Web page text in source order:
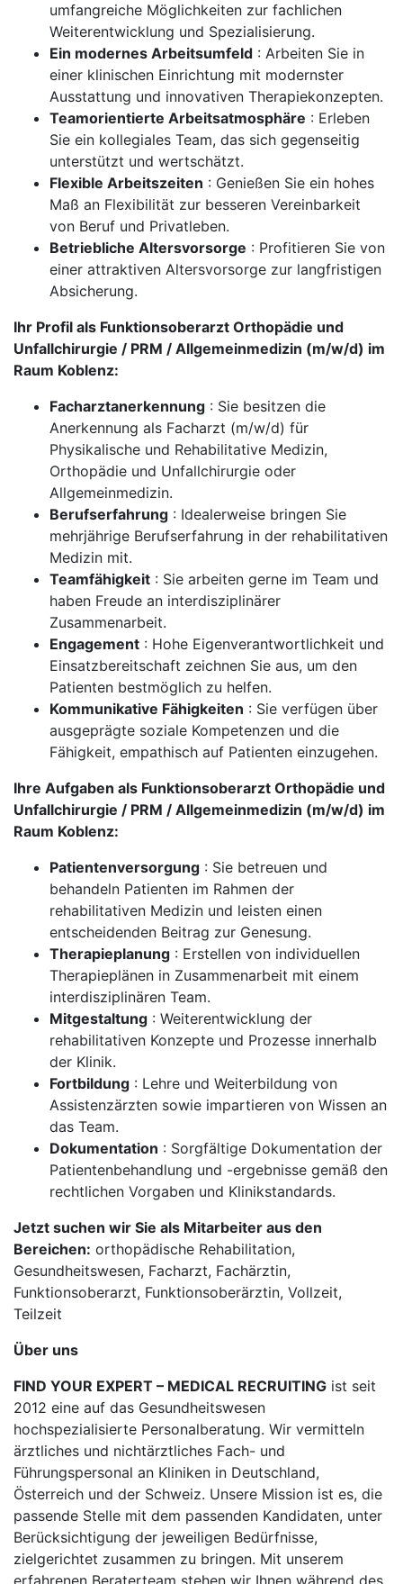
umfangreiche Möglichkeiten zur fachlichen
Weiterentwicklung und Spezialisierung.
Ein modernes Arbeitsumfeld : Arbeiten Sie in
einer klinischen Einrichtung mit modernster
Ausstattung und innovativen Therapiekonzepten.
Teamorientierte Arbeitsatmosphäre : Erleben
Sie ein kollegiales Team, das sich gegenseitig
unterstützt und wertschätzt.
Flexible Arbeitszeiten : Genießen Sie ein hohes
Maß an Flexibilität zur besseren Vereinbarkeit
von Beruf und Privatleben.
Betriebliche Altersvorsorge : Profitieren Sie von
einer attraktiven Altersvorsorge zur langfristigen
Absicherung.
Ihr Profil als Funktionsoberarzt Orthopädie und
Unfallchirurgie / PRM / Allgemeinmedizin (m/w/d) im
Raum Koblenz:
Facharztanerkennung : Sie besitzen die
Anerkennung als Facharzt (m/w/d) für
Physikalische und Rehabilitative Medizin,
Orthopädie und Unfallchirurgie oder
Allgemeinmedizin.
Berufserfahrung : Idealerweise bringen Sie
mehrjährige Berufserfahrung in der rehabilitativen
Medizin mit.
Teamfähigkeit : Sie arbeiten gerne im Team und
haben Freude an interdisziplinärer
Zusammenarbeit.
Engagement : Hohe Eigenverantwortlichkeit und
Einsatzbereitschaft zeichnen Sie aus, um den
Patienten bestmöglich zu helfen.
Kommunikative Fähigkeiten : Sie verfügen über
ausgeprägte soziale Kompetenzen und die
Fähigkeit, empathisch auf Patienten einzugehen.
Ihre Aufgaben als Funktionsoberarzt Orthopädie und
Unfallchirurgie / PRM / Allgemeinmedizin (m/w/d) im
Raum Koblenz:
Patientenversorgung : Sie betreuen und
behandeln Patienten im Rahmen der
rehabilitativen Medizin und leisten einen
entscheidenden Beitrag zur Genesung.
Therapieplanung : Erstellen von individuellen
Therapieplänen in Zusammenarbeit mit einem
interdisziplinären Team.
Mitgestaltung : Weiterentwicklung der
rehabilitativen Konzepte und Prozesse innerhalb
der Klinik.
Fortbildung : Lehre und Weiterbildung von
Assistenzärzten sowie impartieren von Wissen an
das Team.
Dokumentation : Sorgfältige Dokumentation der
Patientenbehandlung und -ergebnisse gemäß den
rechtlichen Vorgaben und Klinikstandards.
Jetzt suchen wir Sie als Mitarbeiter aus den
Bereichen: orthopädische Rehabilitation,
Gesundheitswesen, Facharzt, Fachärztin,
Funktionsoberarzt, Funktionsoberärztin, Vollzeit,
Teilzeit
Über uns
FIND YOUR EXPERT – MEDICAL RECRUITING ist seit
2012 eine auf das Gesundheitswesen
hochspezialisierte Personalberatung. Wir vermitteln
ärztliches und nichtärztliches Fach- und
Führungspersonal an Kliniken in Deutschland,
Österreich und der Schweiz. Unsere Mission ist es, die
passende Stelle mit dem passenden Kandidaten, unter
Berücksichtigung der jeweiligen Bedürfnisse,
zielgerichtet zusammen zu bringen. Mit unserem
erfahrenen Beraterteam stehen wir Ihnen während des